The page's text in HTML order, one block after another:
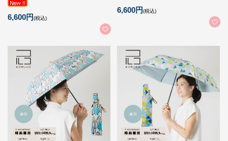
6,600円(税込)
6,600円(税込)